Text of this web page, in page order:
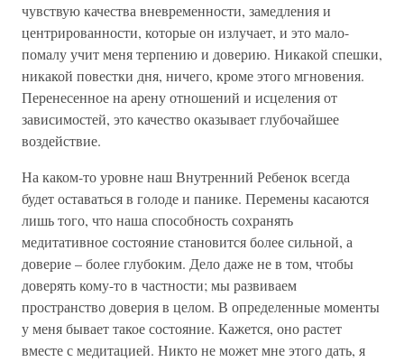
чувствую качества вневременности, замедления и
центрированности, которые он излучает, и это мало-
помалу учит меня терпению и доверию. Никакой спешки,
никакой повестки дня, ничего, кроме этого мгновения.
Перенесенное на арену отношений и исцеления от
зависимостей, это качество оказывает глубочайшее
воздействие.
На каком-то уровне наш Внутренний Ребенок всегда
будет оставаться в голоде и панике. Перемены касаются
лишь того, что наша способность сохранять
медитативное состояние становится более сильной, а
доверие – более глубоким. Дело даже не в том, чтобы
доверять кому-то в частности; мы развиваем
пространство доверия в целом. В определенные моменты
у меня бывает такое состояние. Кажется, оно растет
вместе с медитацией. Никто не может мне этого дать, я